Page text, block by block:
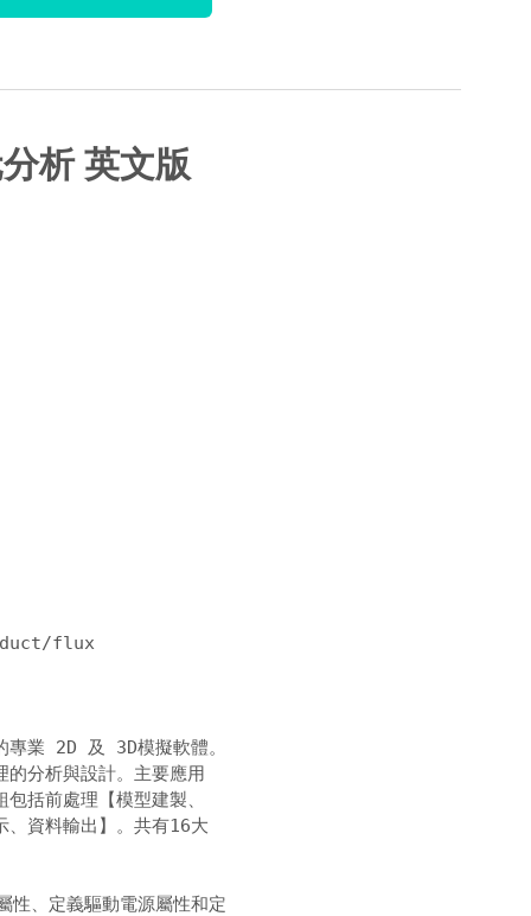
析 英文版
flux
專業 2D 及 3D模擬軟體。
的分析與設計。主要應用
包括前處理【模型建製、
、資料輸出】。共有16大
、定義驅動電源屬性和定